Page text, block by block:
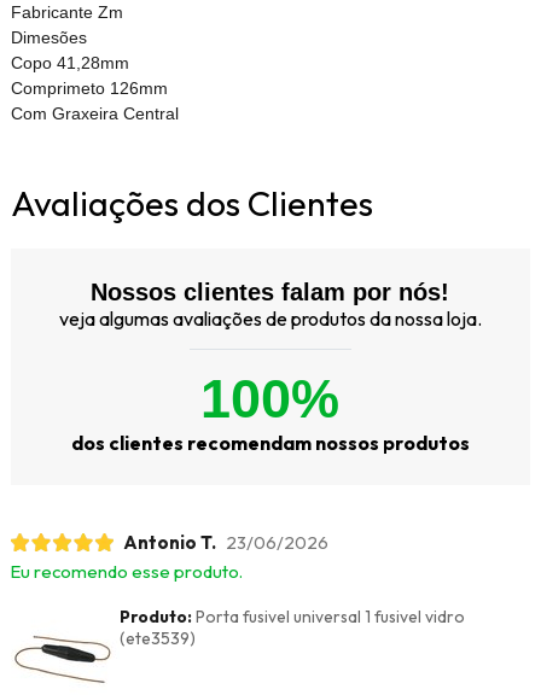
Fabricante Zm
Dimesões
Copo 41,28mm
Comprimeto 126mm
Com Graxeira Central
Avaliações dos Clientes
Nossos clientes falam por nós!
veja algumas avaliações de produtos da nossa loja.
100%
dos clientes recomendam nossos produtos
Antonio T. 23/06/2026
Eu recomendo esse produto.
Produto:Porta fusivel universal 1 fusivel vidro
(ete3539)